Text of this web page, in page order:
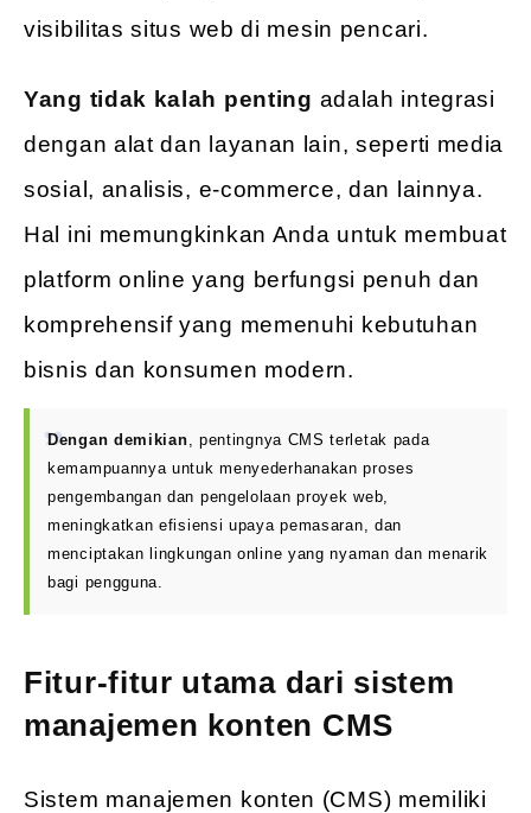
visibilitas situs web di mesin pencari.
Yang tidak kalah penting adalah integrasi
dengan alat dan layanan lain, seperti media
sosial, analisis, e-commerce, dan lainnya.
Hal ini memungkinkan Anda untuk membuat
platform online yang berfungsi penuh dan
komprehensif yang memenuhi kebutuhan
bisnis dan konsumen modern.
Dengan demikian , pentingnya CMS terletak pada
kemampuannya untuk menyederhanakan proses
pengembangan dan pengelolaan proyek web,
meningkatkan efisiensi upaya pemasaran, dan
menciptakan lingkungan online yang nyaman dan menarik
bagi pengguna.
Fitur-fitur utama dari sistem
manajemen konten CMS
Sistem manajemen konten (CMS) memiliki